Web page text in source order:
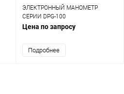
ЭЛЕКТРОННЫЙ МАНОМЕТР
СЕРИИ DPG-100
Цена по запросу
Подробнее